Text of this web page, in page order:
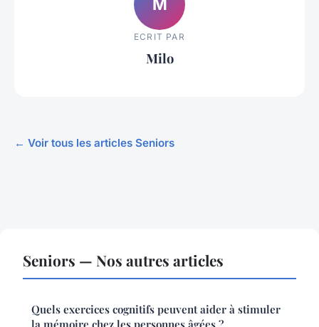
M
ECRIT PAR
Milo
← Voir tous les articles Seniors
Seniors — Nos autres articles
Quels exercices cognitifs peuvent aider à stimuler
la mémoire chez les personnes âgées ?